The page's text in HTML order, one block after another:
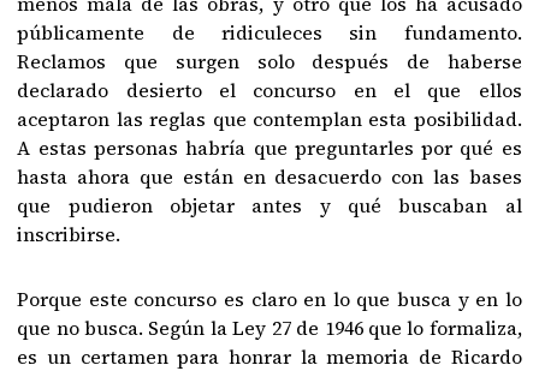
públicamente de ridiculeces sin fundamento.
Reclamos que surgen solo después de haberse
declarado desierto el concurso en el que ellos
aceptaron las reglas que contemplan esta posibilidad.
A estas personas habría que preguntarles por qué es
hasta ahora que están en desacuerdo con las bases
que pudieron objetar antes y qué buscaban al
inscribirse.
Porque este concurso es claro en lo que busca y en lo
que no busca. Según la Ley 27 de 1946 que lo formaliza,
es un certamen para honrar la memoria de Ricardo